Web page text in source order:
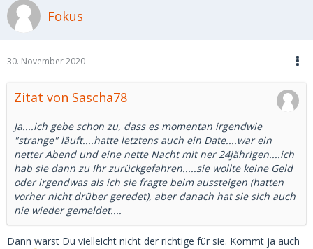
Fokus
30. November 2020
Zitat von Sascha78
Ja....ich gebe schon zu, dass es momentan irgendwie
"strange" läuft....hatte letztens auch ein Date....war ein
netter Abend und eine nette Nacht mit ner 24jährigen....ich
hab sie dann zu Ihr zurückgefahren.....sie wollte keine Geld
oder irgendwas als ich sie fragte beim aussteigen (hatten
vorher nicht drüber geredet), aber danach hat sie sich auch
nie wieder gemeldet....
Dann warst Du vielleicht nicht der richtige für sie. Kommt ja auch